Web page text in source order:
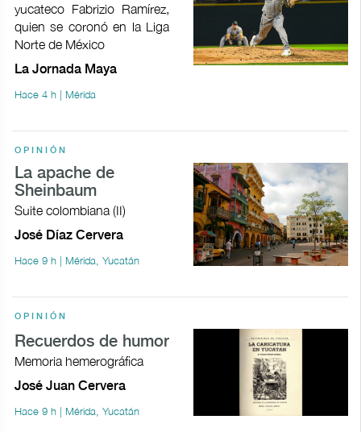
yucateco Fabrizio Ramírez,
quien se coronó en la Liga
Norte de México
La Jornada Maya
Hace 4 h | Mérida
OPINIÓN
La apache de
Sheinbaum
Suite colombiana (II)
José Díaz Cervera
Hace 9 h | Mérida, Yucatán
OPINIÓN
Recuerdos de humor
Memoria hemerográfica
José Juan Cervera
Hace 9 h | Mérida, Yucatán